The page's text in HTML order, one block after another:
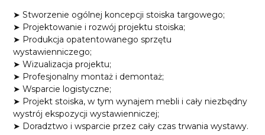
➤ Stworzenie ogólnej koncepcji stoiska targowego;
➤ Projektowanie i rozwój projektu stoiska;
➤ Produkcja opatentowanego sprzętu
wystawienniczego;
➤ Wizualizacja projektu;
➤ Profesjonalny montaż i demontaż;
➤ Wsparcie logistyczne;
➤ Projekt stoiska, w tym wynajem mebli i cały niezbędny
wystrój ekspozycji wystawienniczej;
➤ Doradztwo i wsparcie przez cały czas trwania wystawy.